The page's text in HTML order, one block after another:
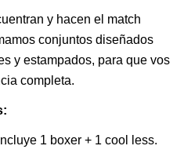
y hacen el match
conjuntos diseñados
y estampados, para que vos
completa.
incluye 1 boxer + 1 cool less.